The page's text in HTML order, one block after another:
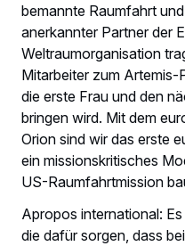
bemannte Raumfahrt
anerkannter Partner der
Weltraumorganisation
Mitarbeiter zum Artemis-
die erste Frau und den
bringen wird. Mit dem
Orion sind wir das erste
ein missionskritisches
US-Raumfahrtmission
Apropos international:
die dafür sorgen, dass